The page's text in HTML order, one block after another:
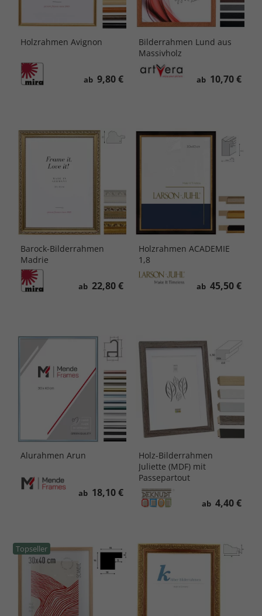
Holzrahmen Avignon
ab 9,80 €
Bilderrahmen Lund aus
Massivholz
ab 10,70 €
Barock-Bilderrahmen
Madrie
ab 22,80 €
Holzrahmen ACADEMIE
1,8
ab 45,50 €
Alurahmen Arun
ab 18,10 €
Holz-Bilderrahmen
Juliette (MDF) mit
Passepartout
ab 4,40 €
Topseller